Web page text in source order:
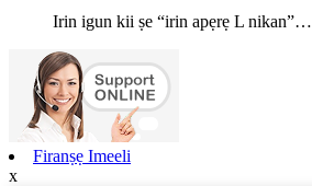
Irin igun kii ṣe “irin apẹrẹ L nikan”…
Firanṣẹ Imeeli
x